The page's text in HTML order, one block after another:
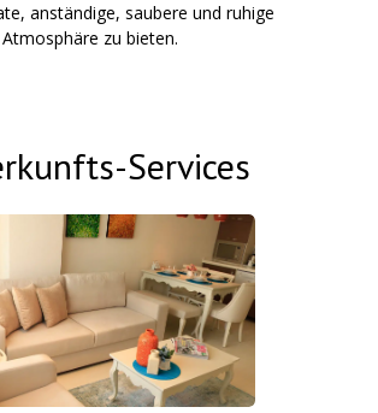
anständige, saubere und ruhige
zu bieten.
Services